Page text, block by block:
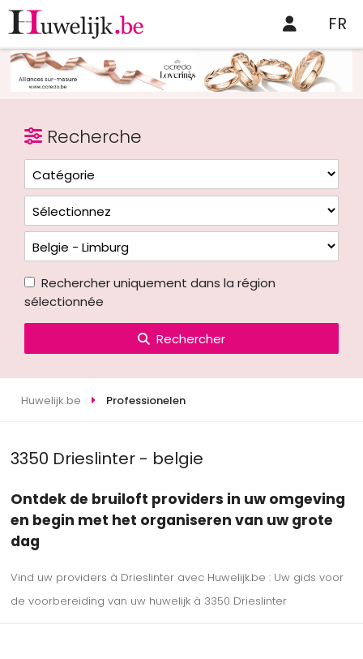
FR
Recherche
Rechercher uniquement dans la région
sélectionnée
Rechercher
Huwelijk.be Professionelen
3350 Drieslinter - belgie
Ontdek de bruiloft providers in uw omgeving
en begin met het organiseren van uw grote
dag
Vind uw providers à Drieslinter avec Huwelijk.be : Uw gids voor
de voorbereiding van uw huwelijk à 3350 Drieslinter